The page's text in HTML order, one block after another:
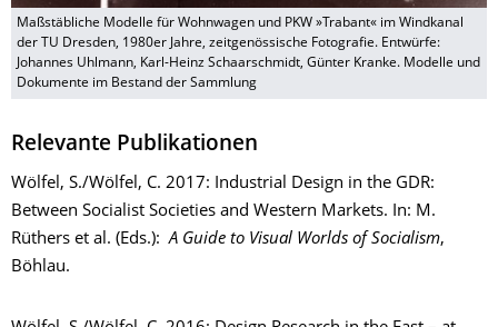
Maßstäbliche Modelle für Wohnwagen und PKW »Trabant« im Windkanal
der TU Dresden, 1980er Jahre, zeitgenössische Fotografie. Entwürfe:
Johannes Uhlmann, Karl-Heinz Schaarschmidt, Günter Kranke. Modelle und
Dokumente im Bestand der Sammlung
Relevante Publikationen
Wölfel, S./Wölfel, C. 2017: Industrial Design in the GDR:
Between Socialist Societies and Western Markets. In: M.
Rüthers et al. (Eds.): A Guide to Visual Worlds of Socialism,
Böhlau.